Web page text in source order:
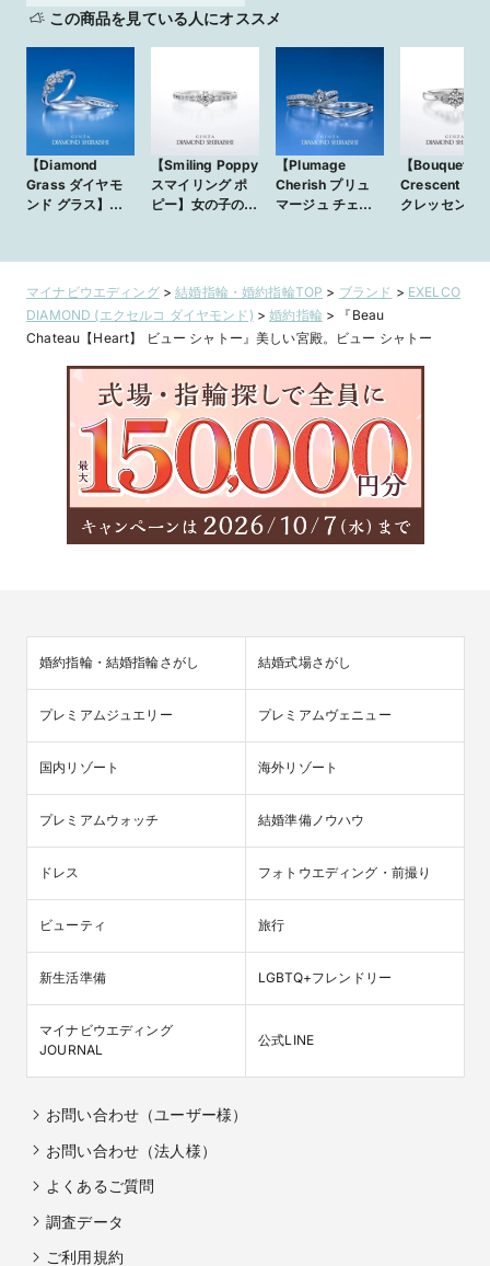
この商品を見ている人にオススメ
【Diamond
Grass ダイヤモ
ンド グラス】新
【Smiling Poppy
スマイリング ポ
ピー】女の子のキ
エンゲージリング
シリーズ
【Plumage
Cherish プリュ
マージュ チェ
「羽」、Cherish
は「大切にする」
という意味
【Bouquet
Crescent ブ
クレッセント
て
マイナビウエディング>結婚指輪・婚約指輪TOP > ブランド > EXELCO
DIAMOND (エクセルコ ダイヤモンド) >婚約指輪 >
『Beau
Chateau【Heart】 ビュー シャトー』美しい宮殿。ビュー シャトー
婚約指輪・結婚指輪さがし 結婚式場さがし
プレミアムジュエリー プレミアムヴェニュー
国内リゾート 海外リゾート
プレミアムウォッチ 結婚準備ノウハウ
ドレス フォトウエディング・前撮り
ビューティ 旅行
新生活準備 LGBTQ+フレンドリー
マイナビウエディング
JOURNAL
公式LINE
お問い合わせ（ユーザー様）
お問い合わせ（法人様）
よくあるご質問
調査データ
ご利用規約